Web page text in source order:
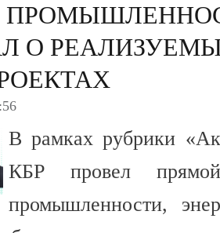
О
В рамках рубрики
КБР провел
промышленности,